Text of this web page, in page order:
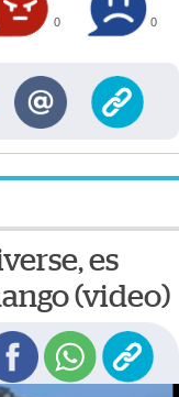
0 0
es
(video)